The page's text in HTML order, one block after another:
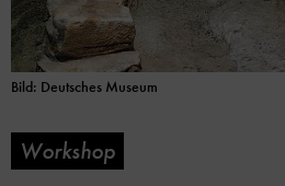
Bild: Deutsches Museum
Workshop